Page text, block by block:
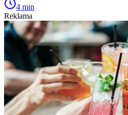
4 min
Reklama